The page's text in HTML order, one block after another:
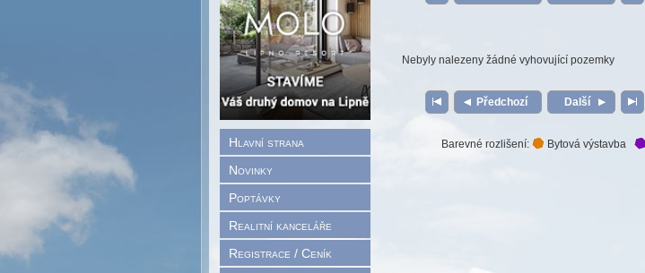
Hlavní strana
Novinky
Poptávky
Realitní kanceláře
Registrace / Ceník
Nebyly nalezeny žádné vyhovující pozemky
Předchozí Další
Barevné rozlišení: Bytová výstavba